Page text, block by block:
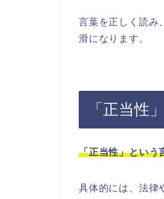
言葉を正しく読み
滑になります。
「正当性
「正当性」という
具体的には、法律